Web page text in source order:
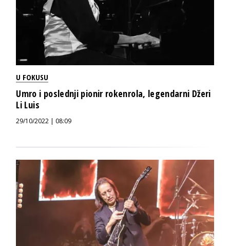
U FOKUSU
Umro i poslednji pionir rokenrola, legendarni Džeri
Li Luis
29/10/2022 | 08:09